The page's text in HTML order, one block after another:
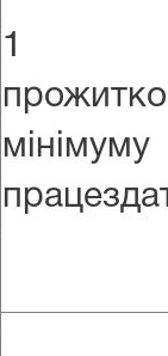
1